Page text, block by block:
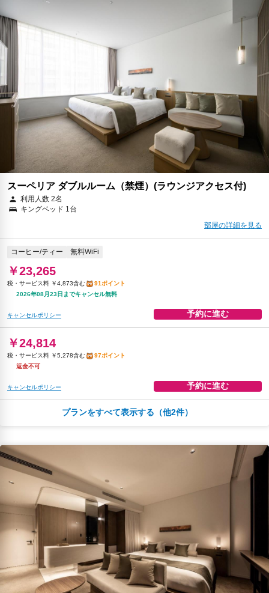
2026年08月23日までキャンセル無料
キャンセルポリシー
102ポイント
返金不可
キャンセルポリシー 予約に進む
スーペリア ダブルルーム（禁煙）(ラウンジアクセス付)
利用人数 2名
キングベッド 1台
部屋の詳細を見る
コーヒー/ティー 無料WiFi
￥23,265
税・サービス料 ￥4,873含む
91ポイント
2026年08月23日までキャンセル無料
キャンセルポリシー 予約に進む
￥24,814
税・サービス料 ￥5,278含む
97ポイント
返金不可
キャンセルポリシー 予約に進む
コーヒー/ティー 無料WiFi
税・サービス料 ￥5,303含む
100ポイント
2026年08月23日までキャンセル無料
キャンセルポリシー
朝食 無料WiFi
￥26,977
税・サービス料 ￥5,738含む
106ポイント
返金不可
キャンセルポリシー 予約に進む
プランをすべて表示する（他2件）